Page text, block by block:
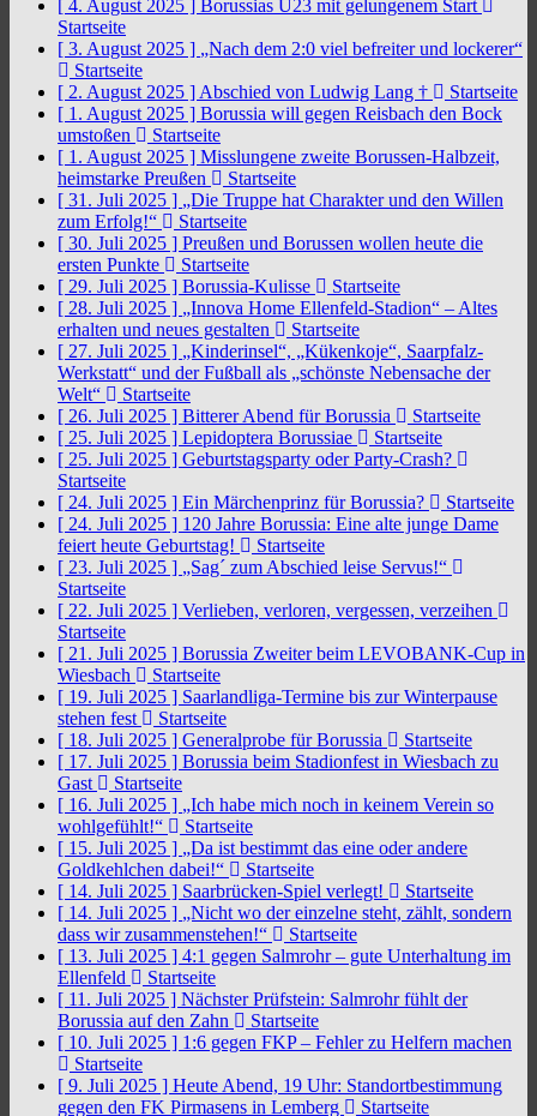
[ 4. August 2025 ] Borussias U23 mit gelungenem Start
Startseite
[ 3. August 2025 ] „Nach dem 2:0 viel befreiter und lockerer“
Startseite
[ 2. August 2025 ] Abschied von Ludwig Lang †
Startseite
[ 1. August 2025 ] Borussia will gegen Reisbach den Bock
umstoßen
Startseite
[ 1. August 2025 ] Misslungene zweite Borussen-Halbzeit,
heimstarke Preußen
Startseite
[ 31. Juli 2025 ] „Die Truppe hat Charakter und den Willen
zum Erfolg!“
Startseite
[ 30. Juli 2025 ] Preußen und Borussen wollen heute die
ersten Punkte
Startseite
[ 29. Juli 2025 ] Borussia-Kulisse
Startseite
[ 28. Juli 2025 ] „Innova Home Ellenfeld-Stadion“ – Altes
erhalten und neues gestalten
Startseite
[ 27. Juli 2025 ] „Kinderinsel“, „Kükenkoje“, Saarpfalz-
Werkstatt“ und der Fußball als „schönste Nebensache der
Welt“
Startseite
[ 26. Juli 2025 ] Bitterer Abend für Borussia
Startseite
[ 25. Juli 2025 ] Lepidoptera Borussiae
Startseite
[ 25. Juli 2025 ] Geburtstagsparty oder Party-Crash?
Startseite
[ 24. Juli 2025 ] Ein Märchenprinz für Borussia?
Startseite
[ 24. Juli 2025 ] 120 Jahre Borussia: Eine alte junge Dame
feiert heute Geburtstag!
Startseite
[ 23. Juli 2025 ] „Sag´ zum Abschied leise Servus!“
Startseite
[ 22. Juli 2025 ] Verlieben, verloren, vergessen, verzeihen
Startseite
[ 21. Juli 2025 ] Borussia Zweiter beim LEVOBANK-Cup in
Wiesbach
Startseite
[ 19. Juli 2025 ] Saarlandliga-Termine bis zur Winterpause
stehen fest
Startseite
[ 18. Juli 2025 ] Generalprobe für Borussia
Startseite
[ 17. Juli 2025 ] Borussia beim Stadionfest in Wiesbach zu
Gast
Startseite
[ 16. Juli 2025 ] „Ich habe mich noch in keinem Verein so
wohlgefühlt!“
Startseite
[ 15. Juli 2025 ] „Da ist bestimmt das eine oder andere
Goldkehlchen dabei!“
Startseite
[ 14. Juli 2025 ] Saarbrücken-Spiel verlegt!
Startseite
[ 14. Juli 2025 ] „Nicht wo der einzelne steht, zählt, sondern
dass wir zusammenstehen!“
Startseite
[ 13. Juli 2025 ] 4:1 gegen Salmrohr – gute Unterhaltung im
Ellenfeld
Startseite
[ 11. Juli 2025 ] Nächster Prüfstein: Salmrohr fühlt der
Borussia auf den Zahn
Startseite
[ 10. Juli 2025 ] 1:6 gegen FKP – Fehler zu Helfern machen
Startseite
[ 9. Juli 2025 ] Heute Abend, 19 Uhr: Standortbestimmung
gegen den FK Pirmasens in Lemberg
Startseite